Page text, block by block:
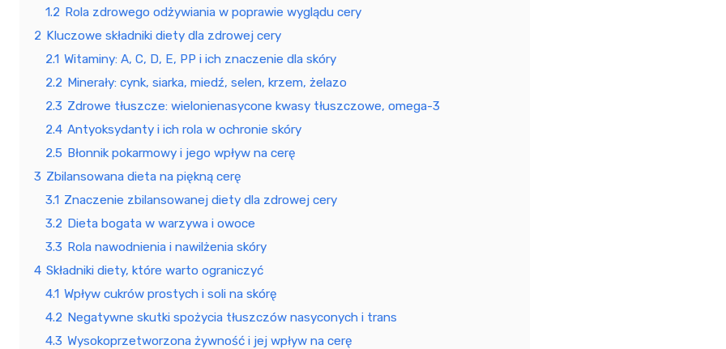
1.2 Rola zdrowego odżywiania w poprawie wyglądu cery
2 Kluczowe składniki diety dla zdrowej cery
2.1 Witaminy: A, C, D, E, PP i ich znaczenie dla skóry
2.2 Minerały: cynk, siarka, miedź, selen, krzem, żelazo
2.3 Zdrowe tłuszcze: wielonienasycone kwasy tłuszczowe, omega-3
2.4 Antyoksydanty i ich rola w ochronie skóry
2.5 Błonnik pokarmowy i jego wpływ na cerę
3 Zbilansowana dieta na piękną cerę
3.1 Znaczenie zbilansowanej diety dla zdrowej cery
3.2 Dieta bogata w warzywa i owoce
3.3 Rola nawodnienia i nawilżenia skóry
4 Składniki diety, które warto ograniczyć
4.1 Wpływ cukrów prostych i soli na skórę
4.2 Negatywne skutki spożycia tłuszczów nasyconych i trans
4.3 Wysokoprzetworzona żywność i jej wpływ na cerę